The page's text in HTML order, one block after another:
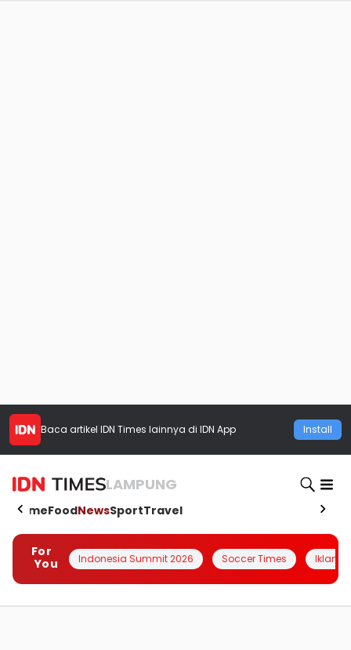
Baca artikel IDN Times lainnya di IDN App Install
LAMPUNG
HomeFoodNewsSportTravel
For
You
Indonesia Summit 2026 Soccer Times Iklanin